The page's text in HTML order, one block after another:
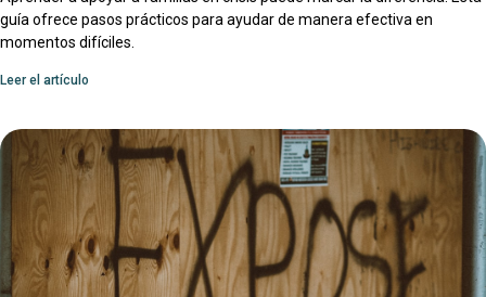
guía ofrece pasos prácticos para ayudar de manera efectiva en
momentos difíciles.
Leer el artículo